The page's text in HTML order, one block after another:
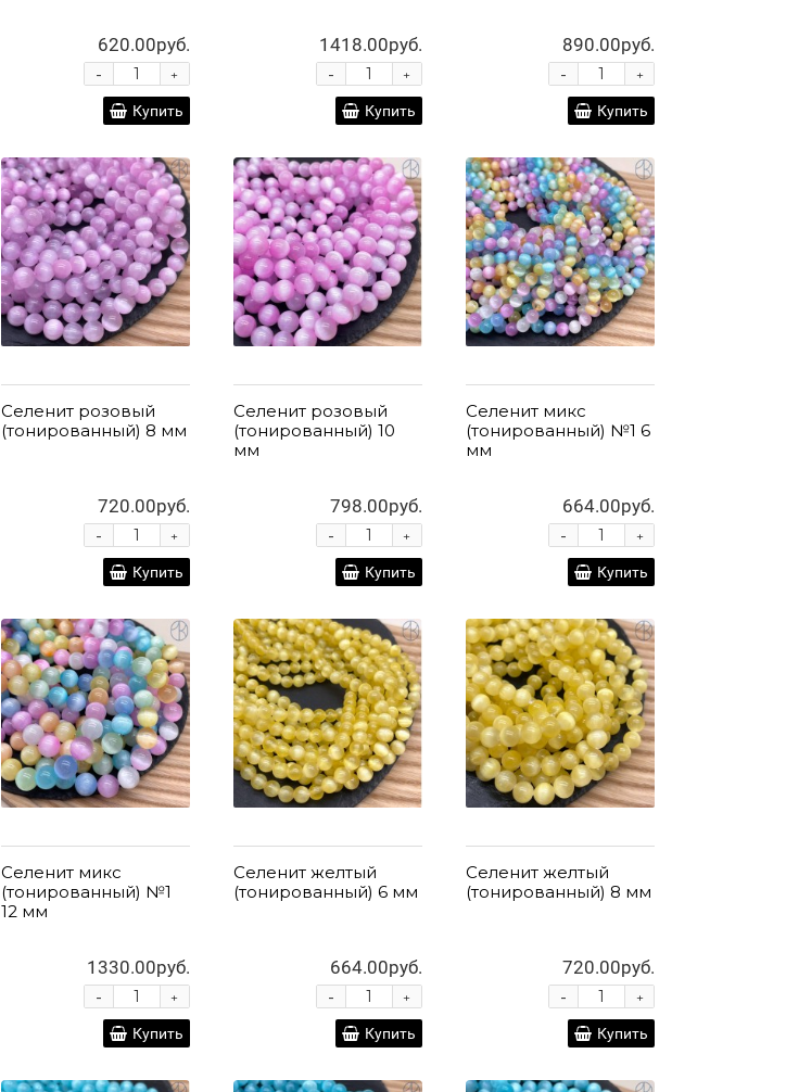
620.00руб.
+
-
Купить
1418.00руб.
+
-
Купить
890.00руб.
+
-
Купить
Селенит розовый
(тонированный) 8 мм
720.00руб.
+
-
Купить
Селенит розовый
(тонированный) 10
мм
798.00руб.
+
-
Купить
Селенит микс
(тонированный) №1 6
мм
664.00руб.
+
-
Купить
Селенит микс
(тонированный) №1
12 мм
1330.00руб.
+
-
Купить
Селенит желтый
(тонированный) 6 мм
664.00руб.
+
-
Купить
Селенит желтый
(тонированный) 8 мм
720.00руб.
+
-
Купить